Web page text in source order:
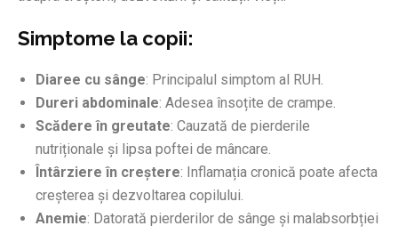
Simptome la copii:
Diaree cu sânge: Principalul simptom al RUH.
Dureri abdominale: Adesea însoțite de crampe.
Scădere în greutate: Cauzată de pierderile
nutriționale și lipsa poftei de mâncare.
Întârziere în creștere: Inflamația cronică poate afecta
creșterea și dezvoltarea copilului.
Anemie: Datorată pierderilor de sânge și malabsorbției